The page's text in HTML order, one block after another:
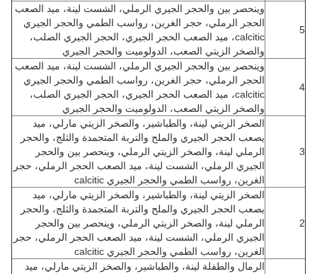
5
وينحصر بين والحجر الجيري الرملي، الشست لينة، ميد الصعب
الحجر الرملي، حجر الغرين، رواسب الطمي والحجر الجيري
calcitic، ميد الصعب الحجر الجيري، الحجر الجيري الصلب،
والصخر الزيتي الصعب، الدولوميت والحجر الجيري
4
وينحصر بين والحجر الجيري الرملي، الشست لينة، ميد الصعب
الحجر الرملي، حجر الغرين، رواسب الطمي والحجر الجيري
calcitic، ميد الصعب الحجر الجيري، الحجر الجيري الصلب،
والصخر الزيتي الصعب، الدولوميت والحجر الجيري
3
الصخر الزيتي لينة، والطباشير، والصخر الزيتي مارلي، ميد
يصعب الحجر الجيري والملح والتربة المتجمدة والثلج، والحجر
الرملي لينة، والصخر الزيتي الرملي، وينحصر بين والحجر
الجيري الرملي، الشست لينة، ميد الصعب الحجر الرملي، حجر
الغرين، رواسب الطمي والحجر الجيري calcitic
2
الصخر الزيتي لينة، والطباشير، والصخر الزيتي مارلي، ميد
يصعب الحجر الجيري والملح والتربة المتجمدة والثلج، والحجر
الرملي لينة، والصخر الزيتي الرملي، وينحصر بين والحجر
الجيري الرملي، الشست لينة، ميد الصعب الحجر الرملي، حجر
الغرين، رواسب الطمي والحجر الجيري calcitic
الرمال والطفلة لينة، والطباشير، والصخر الزيتي مارلي، ميد